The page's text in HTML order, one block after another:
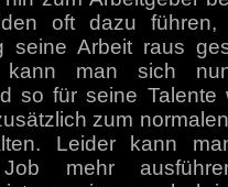
oft dazu
seine Arbeit raus
kann man sich
so für seine Talente
zum
Leider kann
Job mehr